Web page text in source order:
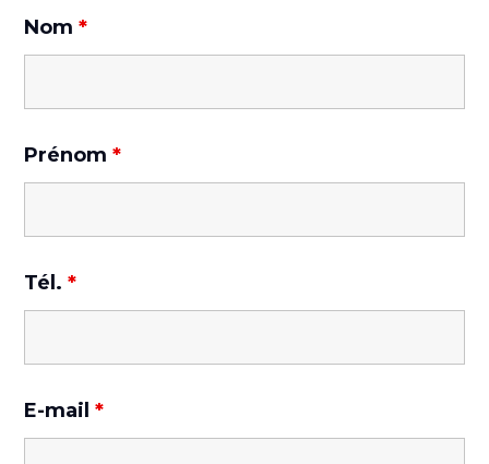
Nom *
Prénom *
Tél. *
E-mail *